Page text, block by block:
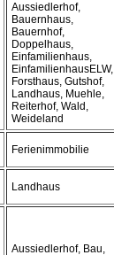
Aussiedlerhof,
Bauernhaus,
Bauernhof,
Doppelhaus,
Einfamilienhaus,
EinfamilienhausELW,
Forsthaus, Gutshof,
Landhaus, Muehle,
Reiterhof, Wald,
Weideland
Ferienimmobilie
Landhaus
Aussiedlerhof, Bau,